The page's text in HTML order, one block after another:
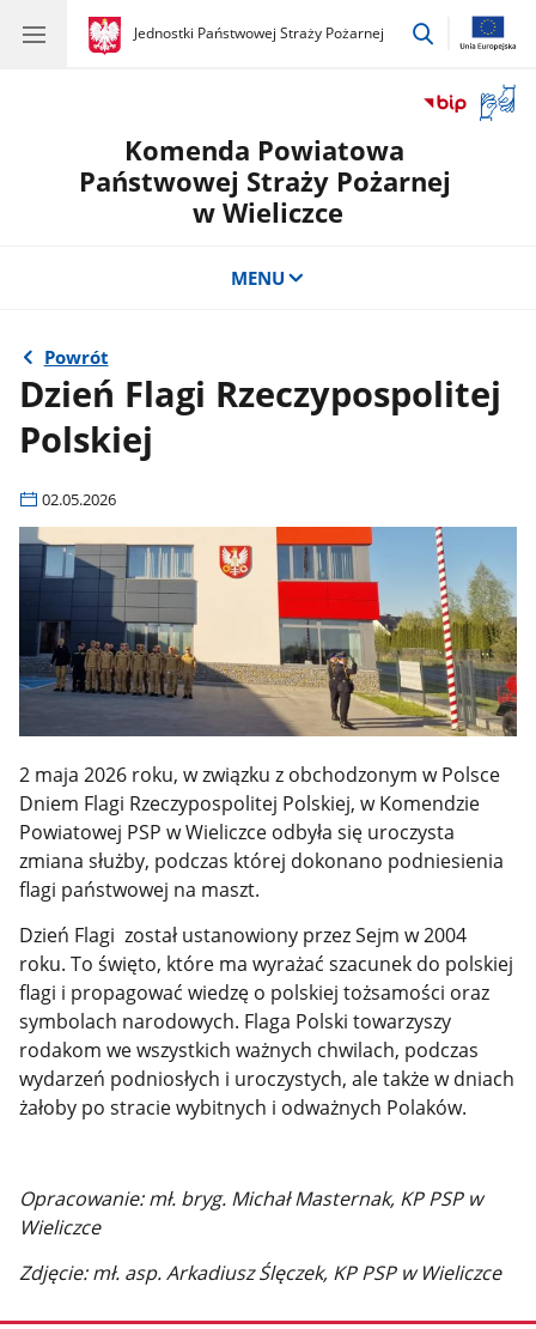
gov.pl
Jednostki Państwowej Straży Pożarnej
gov.pl
Jednostki
przejdź
okno
Komenda Powiatowa
Państwowej Straży Pożarnej
w Wieliczce
MENU
Powrót
Dzień Flagi Rzeczypospolitej
Polskiej
02.05.2026
2 maja 2026 roku, w związku z obchodzonym w Polsce
Dniem Flagi Rzeczypospolitej Polskiej, w Komendzie
Powiatowej PSP w Wieliczce odbyła się uroczysta
zmiana służby, podczas której dokonano podniesienia
flagi państwowej na maszt.
Dzień Flagi został ustanowiony przez Sejm w 2004
roku. To święto, które ma wyrażać szacunek do polskiej
flagi i propagować wiedzę o polskiej tożsamości oraz
symbolach narodowych. Flaga Polski towarzyszy
rodakom we wszystkich ważnych chwilach, podczas
wydarzeń podniosłych i uroczystych, ale także w dniach
żałoby po stracie wybitnych i odważnych Polaków.
Opracowanie: mł. bryg. Michał Masternak, KP PSP w
Wieliczce
Zdjęcie: mł. asp. Arkadiusz Ślęczek, KP PSP w Wieliczce